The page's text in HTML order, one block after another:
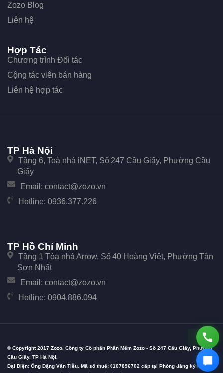
Zozo Blog
Liên hệ
Hợp Tác
Chương trình Đối tác
Cộng tác viên bán hàng
Liên hệ hợp tác
TP Hà Nội
Tầng 6, Toà nhà iNET, Số 247 Cầu Giấy, Phường Cầu
Giấy
Email: contact@zozo.vn
Hotline: 0936.377.226
TP Hồ Chí Minh
Tầng 1 Tòa nhà Arrow, Số 40 Hoàng Việt, Phường Tân
Sơn Nhất
Email: contact@zozo.vn
Hotline: 0904.886.094
© Copyright 2017 Zozo. Công ty Cổ phần Phần Mềm Zozo - Số 247 Cầu Giấy, Phường
Cầu Giấy, TP Hà Nội.
Đại Diện: Ông Đặng Văn Tiễu. Mã số thuế: 0107896702 cấp tại Phòng đăng ký kinh